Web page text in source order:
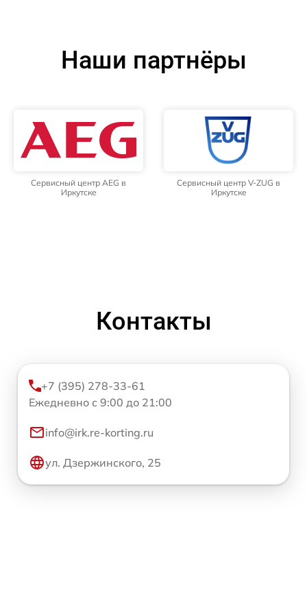
Наши партнёры
Сервисный центр AEG в
Иркутске
Сервисный центр V-ZUG в
Иркутске
Контакты
+7 (395) 278-33-61
Ежедневно с 9:00 до 21:00
info@irk.re-korting.ru
ул. Дзержинского, 25